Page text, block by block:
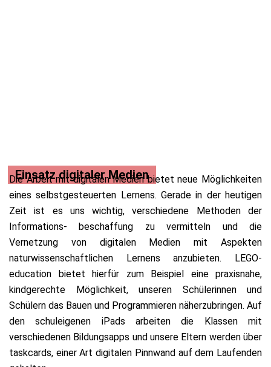
Einsatz digitaler Medien
Die Arbeit mit digitalen Medien bietet neue Möglichkeiten
eines selbstgesteuerten Lernens. Gerade in der heutigen
Zeit ist es uns wichtig, verschiedene Methoden der
Informations- beschaffung zu vermitteln und die
Vernetzung von digitalen Medien mit Aspekten
naturwissenschaftlichen Lernens anzubieten. LEGO-
education bietet hierfür zum Beispiel eine praxisnahe,
kindgerechte Möglichkeit, unseren Schülerinnen und
Schülern das Bauen und Programmieren näherzubringen. Auf
den schuleigenen iPads arbeiten die Klassen mit
verschiedenen Bildungsapps und unsere Eltern werden über
taskcards, einer Art digitalen Pinnwand auf dem Laufenden